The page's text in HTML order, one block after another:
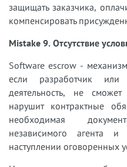
защищать заказчика,
компенсировать
Mistake 9. Отсутствие
Software escrow -
если разработчик
деятельность, не
нарушит контрактные
необходимая
независимого агента и
наступлении оговоренных